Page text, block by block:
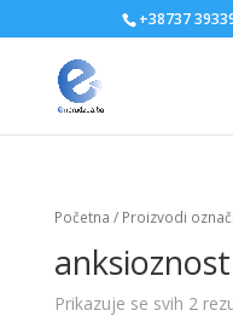
+38737
Početna / Proizvodi
anksioznost
Prikazuje se svih 2